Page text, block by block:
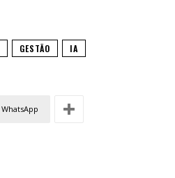
GESTÃO IA
WhatsApp